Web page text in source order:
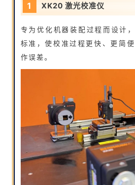
1 XK20 激光校准仪
专为优化机器装配过程而设计
标准，使校准过程更快、更简
作误差。